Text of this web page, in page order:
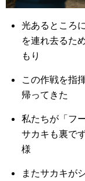
て、日
に「バ
認され
光あるところ
を連れ去るた
もり
この作戦を指
帰ってきた
私たちが「フ
サカキも裏で
様
またサカキが